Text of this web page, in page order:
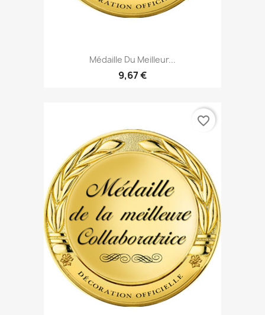
Médaille Du Meilleur...
9,67 €
favorite_border